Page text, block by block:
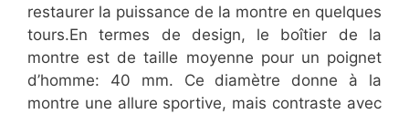
restaurer la puissance de la montre en quelques
tours.En termes de design, le boîtier de la
montre est de taille moyenne pour un poignet
d’homme: 40 mm. Ce diamètre donne à la
montre une allure sportive, mais contraste avec